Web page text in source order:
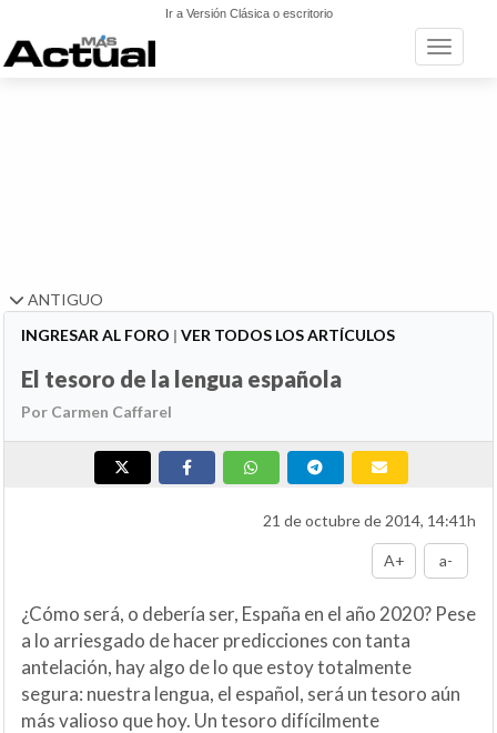
Ir a Versión Clásica o escritorio
Toggle
ANTIGUO
INGRESAR AL FORO | VER TODOS LOS ARTÍCULOS
El tesoro de la lengua española
Por Carmen Caffarel
21 de octubre de 2014, 14:41h
A+ a-
¿Cómo será, o debería ser, España en el año 2020? Pese
a lo arriesgado de hacer predicciones con tanta
antelación, hay algo de lo que estoy totalmente
segura: nuestra lengua, el español, será un tesoro aún
más valioso que hoy. Un tesoro difícilmente